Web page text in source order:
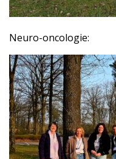
Neuro-oncologie: